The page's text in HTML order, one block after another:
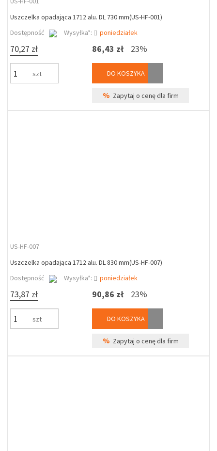
Uszczelka opadająca 1712 alu. DL 730 mm(US-HF-001)
Dostępność
Wysyłka*: poniedziałek
70,27 zł
szt
86,43 zł 23%
DO KOSZYKA
% Zapytaj o cenę dla firm
US-HF-007
Uszczelka opadająca 1712 alu. DL 830 mm(US-HF-007)
Dostępność
Wysyłka*: poniedziałek
73,87 zł
szt
90,86 zł 23%
DO KOSZYKA
% Zapytaj o cenę dla firm